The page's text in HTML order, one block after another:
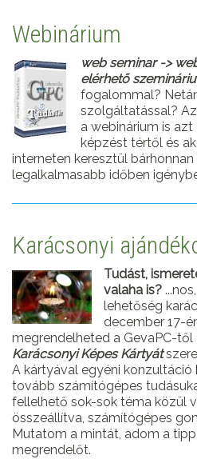
Webinárium
web seminar ->
elérhető
fogalommal?
szolgáltatással?
a webinárium is
képzést tértől és
interneten keresztül
legalkalmasabb időben
Karácsonyi
Tudást,
valaha is?
lehetőség
december 17-
megrendelheted a GevaPC-
Karácsonyi Képes Kártyát
A kártyával egyéni konzultáció
tovább számítógépes
fellelhető sok-sok téma közül
összeállítva, számítógépes
Mutatom a mintát, adom a
megrendelőt.